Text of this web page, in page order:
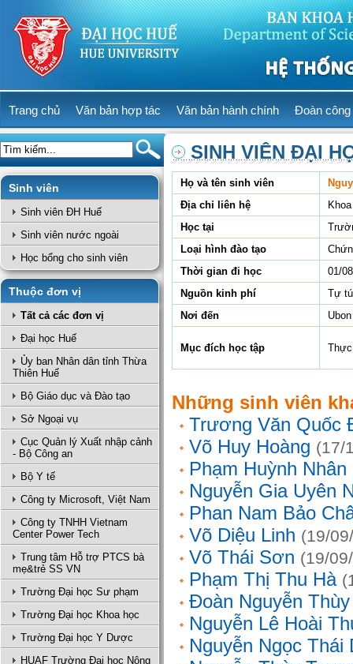
Trang chủ Văn bản hợp tác Văn bản hành chính Đoàn công
Sinh viên
Sinh viên ĐH Huế
Sinh viên nước ngoài
Học bổng cho sinh viên
Thuộc đơn vị
Tất cả các đơn vị
Đại học Huế
Ủy ban Nhân dân tỉnh Thừa
Thiên Huế
Bộ Giáo dục và Đào tạo
Sở Ngoại vụ
Cục Quản lý Xuất nhập cảnh
- Bộ Công an
Bộ Y tế
Công ty Microsoft, Việt Nam
Công ty TNHH Vietnam
Center Power Tech
Trung tâm Hỗ trợ PTCS bà
mẹ&trẻ SS VN
Trường Đại học Sư phạm
Trường Đại học Khoa học
Trường Đại học Y Dược
HUAF Trường Đại học Nông
SINH VIÊN ĐẠI
Họ và tên sinh viên
Địa chỉ liên hệ
Học tại
Loại hình đào tạo
Thời gian đi học
01/
Nguồn kinh phí
Tự
Nơi đến
Mục đích học tập
Những sinh viên
Trương Văn Quốc
Võ Huy Hoàng (17/
Phạm Huỳnh Nhân
Nguyễn Gia Uyên
Phan Nam Bảo
Võ Diệu Linh (19/
Võ Thái Sơn (19/
Phạm Thị Thu Hà
Đoàn Nguyễn
Nguyễn Lê Hoài
Nguyễn Ngọc Thái